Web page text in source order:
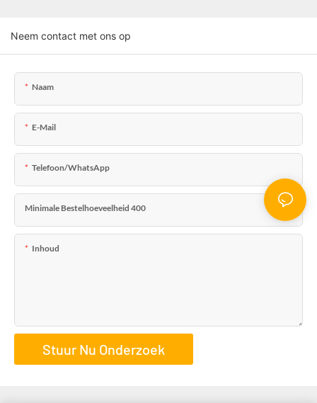
Neem contact met ons op
Naam
E-Mail
Telefoon/WhatsApp
Minimale Bestelhoeveelheid 400
Inhoud
Stuur Nu Onderzoek